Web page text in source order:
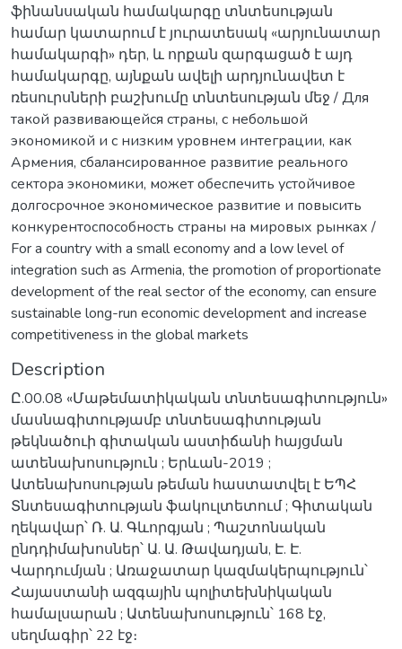
ֆինանսական համակարգը տնտեսության
համար կատարում է յուրատեսակ «արյունատար
համակարգի» դեր, և որքան զարգացած է այդ
համակարգը, այնքան ավելի արդյունավետ է
ռեսուրսների բաշխումը տնտեսության մեջ / Для
такой развивающейся страны, с небольшой
экономикой и с низким уровнем интеграции, как
Армения, сбалансированное развитие реального
сектора экономики, может обеспечить устойчивое
долгосрочное экономическое развитие и повысить
конкурентоспособность страны на мировых рынках /
For a country with a small economy and a low level of
integration such as Armenia, the promotion of proportionate
development of the real sector of the economy, can ensure
sustainable long-run economic development and increase
competitiveness in the global markets
Description
Ը.00.08 «Մաթեմատիկական տնտեսագիտություն»
մասնագիտությամբ տնտեսագիտության
թեկնածուի գիտական աստիճանի հայցման
ատենախոսություն ; Երևան-2019 ;
Ատենախոսության թեման հաստատվել է ԵՊՀ
Տնտեսագիտության ֆակուլտետում ; Գիտական
ղեկավար՝ Ռ. Ա. Գևորգյան ; Պաշտոնական
ընդդիմախոսներ՝ Ա. Ա. Թավադյան, Է. Է.
Վարդումյան ; Առաջատար կազմակերպություն՝
Հայաստանի ազգային պոլիտեխնիկական
համալսարան ; Ատենախոսություն՝ 168 էջ,
սեղմագիր՝ 22 էջ։